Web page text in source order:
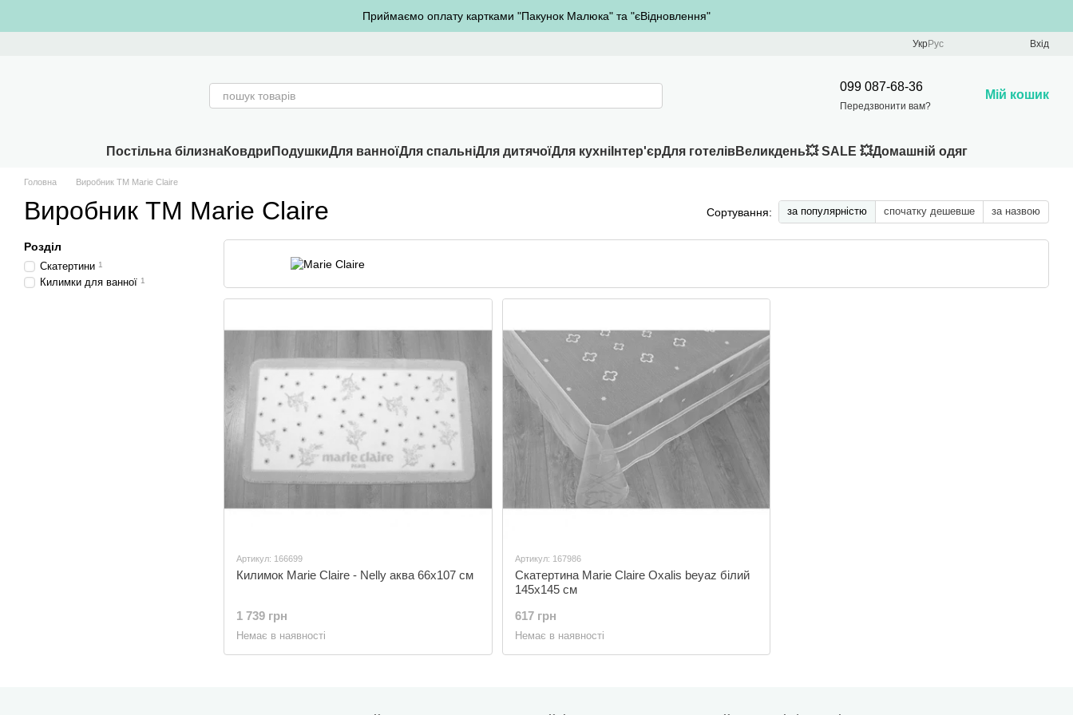
Приймаємо оплату картками "Пакунок Малюка" та "єВідновлення"
УкрРус Вхід
099 087-68-36
Передзвонити вам?
Мій кошик
Постільна білизнаКовдри ПодушкиДля ванноїДля спальніДля дитячоїДля кухніІнтер'єрДля готелівВеликдень💥 SALE 💥Домашній одяг
Головна Виробник ТМ Marie Claire
Виробник ТМ Marie Claire Сортування: за популярністю спочатку дешевше за назвою
Артикул: 166699
Килимок Marie Claire - Nelly аква 66x107 см
1 739 грн
Немає в наявності
Артикул: 167986
Скатертина Marie Claire Oxalis beyaz білий
145х145 см
617 грн
Немає в наявності
Розділ
Скатертини 1
Килимки для ванної 1